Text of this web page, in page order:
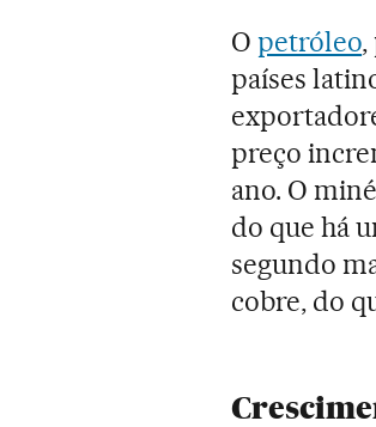
Opetróleo
países
preço
ano. O
do que há
segundo
cobre, do